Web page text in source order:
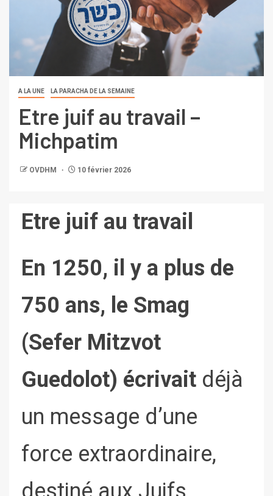
A LA UNE LA PARACHA DE LA SEMAINE
Etre juif au travail –
Michpatim
OVDHM 10 février 2026
Etre juif au travail
En 1250, il y a plus de
750 ans, le Smag
(Sefer Mitzvot
Guedolot) écrivait déjà
un message d’une
force extraordinaire,